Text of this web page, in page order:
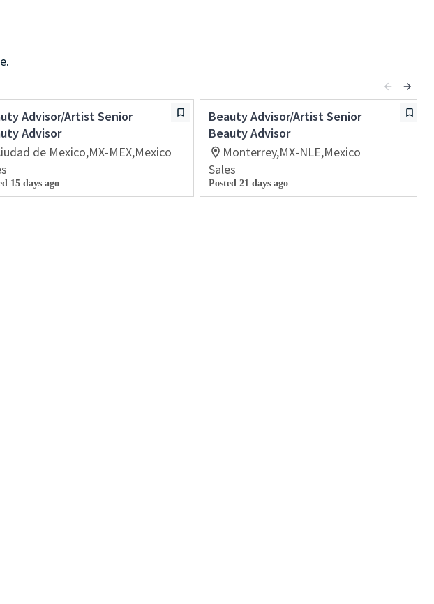
Advisor/Artist Senior
Advisor
de Mexico,MX-MEX,Mexico
15 days ago
Beauty Advisor/Artist Senior
Beauty Advisor
Monterrey,MX-NLE,Mexico
Sales
Posted 21 days ago